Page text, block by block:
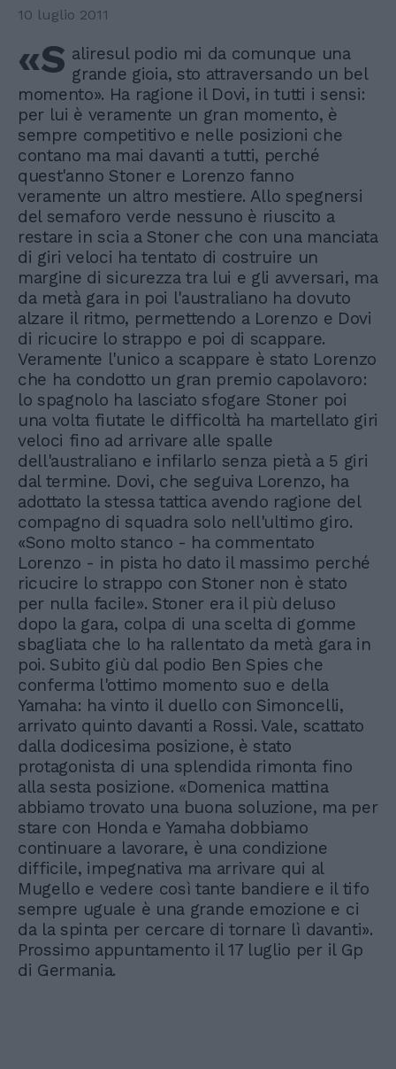
10 luglio 2011
«S aliresul podio mi da comunque una
grande gioia, sto attraversando un bel
momento». Ha ragione il Dovi, in tutti i sensi:
per lui è veramente un gran momento, è
sempre competitivo e nelle posizioni che
contano ma mai davanti a tutti, perché
quest'anno Stoner e Lorenzo fanno
veramente un altro mestiere. Allo spegnersi
del semaforo verde nessuno è riuscito a
restare in scia a Stoner che con una manciata
di giri veloci ha tentato di costruire un
margine di sicurezza tra lui e gli avversari, ma
da metà gara in poi l'australiano ha dovuto
alzare il ritmo, permettendo a Lorenzo e Dovi
di ricucire lo strappo e poi di scappare.
Veramente l'unico a scappare è stato Lorenzo
che ha condotto un gran premio capolavoro:
lo spagnolo ha lasciato sfogare Stoner poi
una volta fiutate le difficoltà ha martellato giri
veloci fino ad arrivare alle spalle
dell'australiano e infilarlo senza pietà a 5 giri
dal termine. Dovi, che seguiva Lorenzo, ha
adottato la stessa tattica avendo ragione del
compagno di squadra solo nell'ultimo giro.
«Sono molto stanco - ha commentato
Lorenzo - in pista ho dato il massimo perché
ricucire lo strappo con Stoner non è stato
per nulla facile». Stoner era il più deluso
dopo la gara, colpa di una scelta di gomme
sbagliata che lo ha rallentato da metà gara in
poi. Subito giù dal podio Ben Spies che
conferma l'ottimo momento suo e della
Yamaha: ha vinto il duello con Simoncelli,
arrivato quinto davanti a Rossi. Vale, scattato
dalla dodicesima posizione, è stato
protagonista di una splendida rimonta fino
alla sesta posizione. «Domenica mattina
abbiamo trovato una buona soluzione, ma per
stare con Honda e Yamaha dobbiamo
continuare a lavorare, è una condizione
difficile, impegnativa ma arrivare qui al
Mugello e vedere così tante bandiere e il tifo
sempre uguale è una grande emozione e ci
da la spinta per cercare di tornare lì davanti».
Prossimo appuntamento il 17 luglio per il Gp
di Germania.